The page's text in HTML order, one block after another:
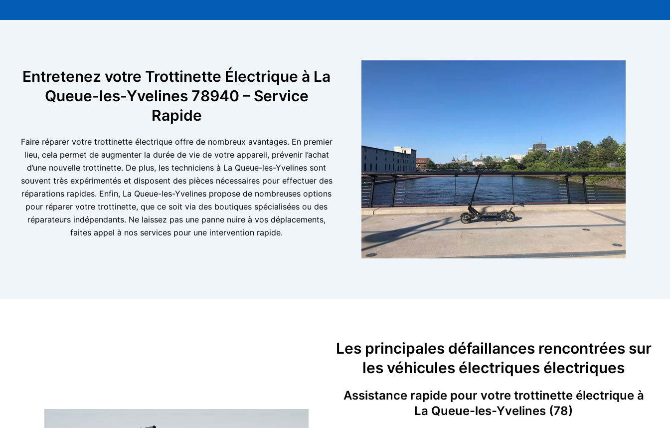
Entretenez votre Trottinette Électrique à La
Queue-les-Yvelines 78940 – Service
Rapide
Faire réparer votre trottinette électrique offre de nombreux avantages. En premier
lieu, cela permet de augmenter la durée de vie de votre appareil, prévenir l’achat
d’une nouvelle trottinette. De plus, les techniciens à La Queue-les-Yvelines sont
souvent très expérimentés et disposent des pièces nécessaires pour effectuer des
réparations rapides. Enfin, La Queue-les-Yvelines propose de nombreuses options
pour réparer votre trottinette, que ce soit via des boutiques spécialisées ou des
réparateurs indépendants. Ne laissez pas une panne nuire à vos déplacements,
faites appel à nos services pour une intervention rapide.
Les principales défaillances rencontrées sur
les véhicules électriques électriques
Assistance rapide pour votre trottinette électrique à
La Queue-les-Yvelines (78)